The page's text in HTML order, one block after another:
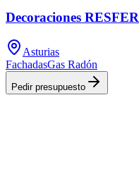
Decoraciones RESFER
Asturias
FachadasGas Radón
Pedir presupuesto